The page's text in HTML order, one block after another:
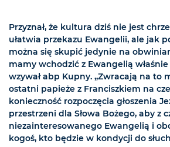
Przyznał, że kultura dziś nie jest
ułatwia przekazu Ewangelii, ale jak
można się skupić jedynie na
mamy wchodzić z Ewangelią właśnie
wzywał abp Kupny. „Zwracają na to
ostatni papieże z Franciszkiem na
konieczność rozpoczęcia głoszenia
przestrzeni dla Słowa Bożego, aby z
niezainteresowanego Ewangelią i
kogoś, kto będzie w kondycji do